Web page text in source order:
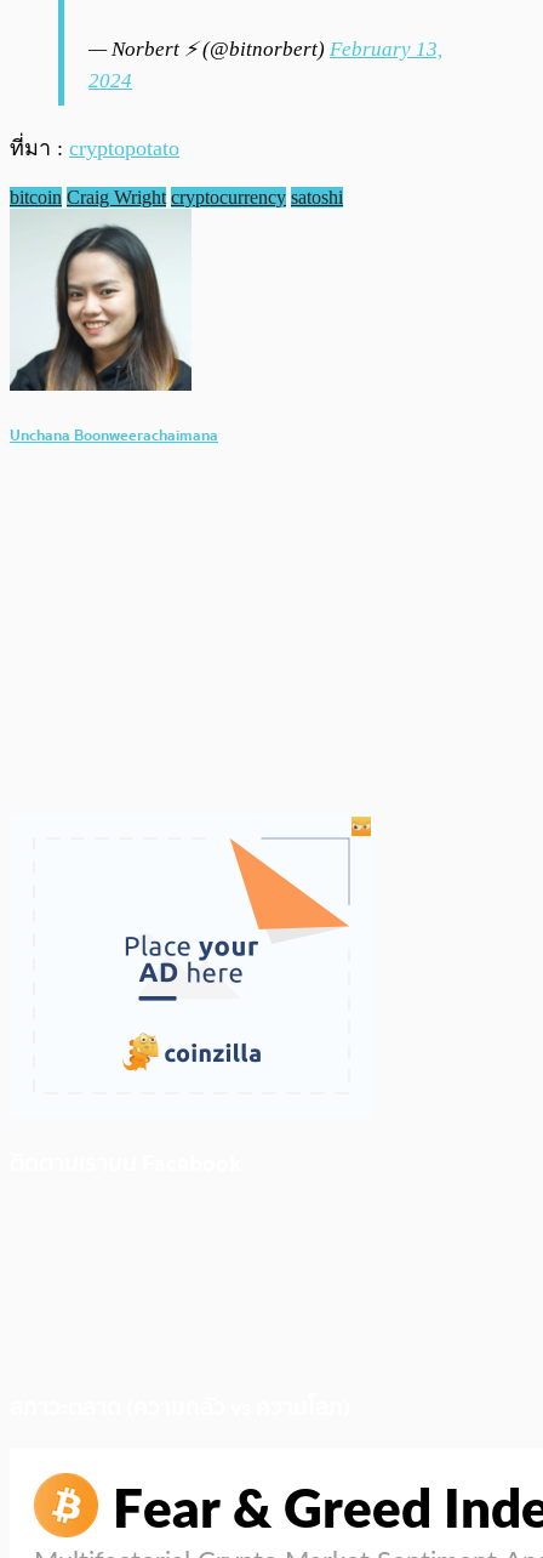
— Norbert ⚡️ (@bitnorbert) February 13,
2024
ที่มา : cryptopotato
bitcoin Craig Wright cryptocurrency satoshi
Unchana Boonweerachaimana